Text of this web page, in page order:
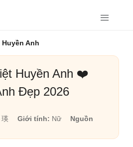
Huyền Anh
Huyền Anh ❤️
Đẹp 2026
Giới tính: Nữ
Nguồn